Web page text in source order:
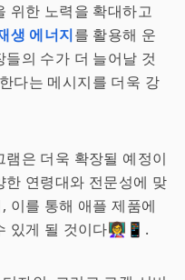
위한 노력을 확대하고
생 에너지를 활용해 운
의 수가 더 늘어날 것
다는 메시지를 더욱 강
은 더욱 확장될 예정이
연령대와 전문성에 맞
이를 통해 애플 제품에
게 될 것이다👩‍🏫📱.